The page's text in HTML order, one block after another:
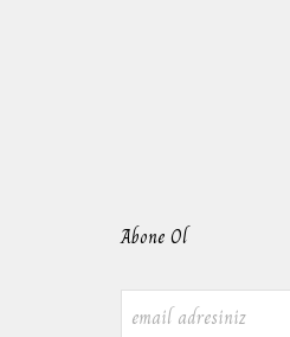
Abone Ol